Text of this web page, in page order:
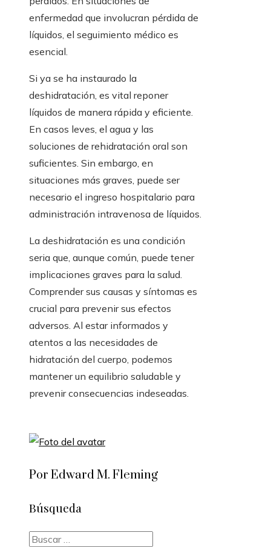
enfermedad que involucran pérdida de
líquidos, el seguimiento médico es
esencial.
Si ya se ha instaurado la
deshidratación, es vital reponer
líquidos de manera rápida y eficiente.
En casos leves, el agua y las
soluciones de rehidratación oral son
suficientes. Sin embargo, en
situaciones más graves, puede ser
necesario el ingreso hospitalario para
administración intravenosa de líquidos.
La deshidratación es una condición
seria que, aunque común, puede tener
implicaciones graves para la salud.
Comprender sus causas y síntomas es
crucial para prevenir sus efectos
adversos. Al estar informados y
atentos a las necesidades de
hidratación del cuerpo, podemos
mantener un equilibrio saludable y
prevenir consecuencias indeseadas.
Por Edward M. Fleming
Búsqueda
Buscar: